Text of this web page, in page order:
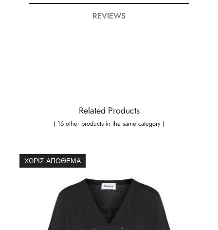
REVIEWS
Related Products
( 16 other products in the same category )
ΧΩΡΊΣ ΑΠΌΘΕΜΑ